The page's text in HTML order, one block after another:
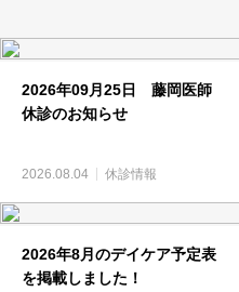
2026年09月25日 藤岡医師
休診のお知らせ
2026.08.04 休診情報
2026年8月のデイケア予定表
を掲載しました！